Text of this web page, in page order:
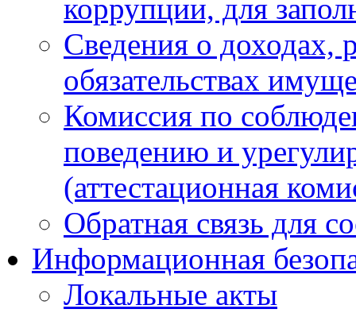
коррупции, для
Сведения о доходах,
обязательствах
Комиссия по
поведению и
(аттестационная
Обратная связь для
Информационная
Локальные акты